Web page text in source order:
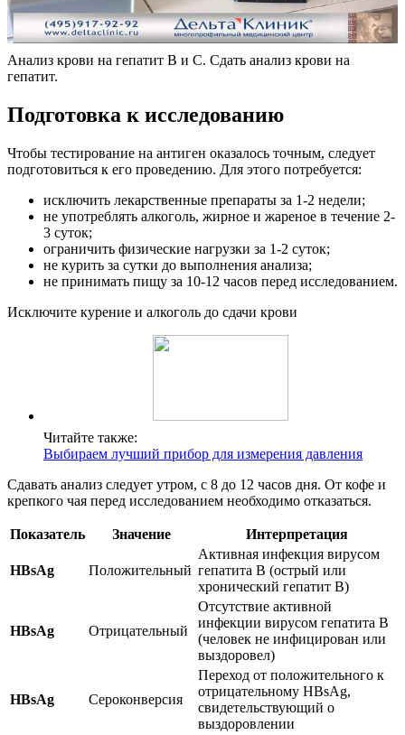
Анализ крови на гепатит B и С. Сдать анализ крови на
гепатит.
Подготовка к исследованию
Чтобы тестирование на антиген оказалось точным, следует
подготовиться к его проведению. Для этого потребуется:
исключить лекарственные препараты за 1-2 недели;
не употреблять алкоголь, жирное и жареное в течение 2-
3 суток;
ограничить физические нагрузки за 1-2 суток;
не курить за сутки до выполнения анализа;
не принимать пищу за 10-12 часов перед исследованием.
Исключите курение и алкоголь до сдачи крови
Читайте также:
Выбираем лучший прибор для измерения давления
Сдавать анализ следует утром, с 8 до 12 часов дня. От кофе и
крепкого чая перед исследованием необходимо отказаться.
Показатель Значение Интерпретация
HBsAg Положительный
Активная инфекция вирусом
гепатита В (острый или
хронический гепатит В)
HBsAg Отрицательный
Отсутствие активной
инфекции вирусом гепатита В
(человек не инфицирован или
выздоровел)
HBsAg Сероконверсия
Переход от положительного к
отрицательному HBsAg,
свидетельствующий о
выздоровлении